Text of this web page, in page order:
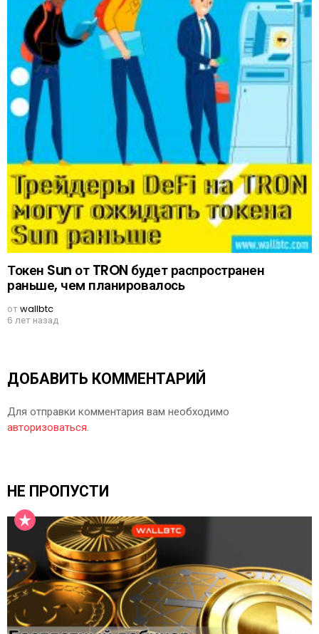
Токен Sun от TRON будет распространен
раньше, чем планировалось
отwallbtc
6 лет назад
ДОБАВИТЬ КОММЕНТАРИЙ
Для отправки комментария вам необходимо
авторизоваться.
НЕ ПРОПУСТИ